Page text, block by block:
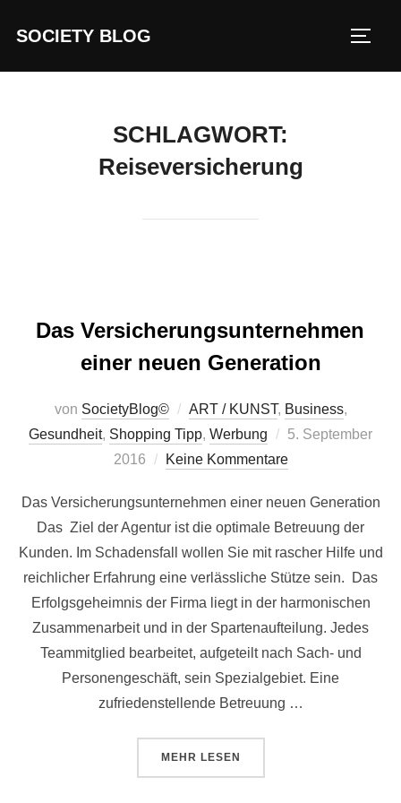
InhaltSOCIETY BLOG
SCHLAGWORT:
Reiseversicherung
Das Versicherungsunternehmen
einer neuen Generation
von SocietyBlog© ART / KUNST, Business,
Gesundheit, Shopping Tipp, Werbung
Veröffentlicht
am
5. September
2016
Keine Kommentare
Das Versicherungsunternehmen einer neuen Generation
Das Ziel der Agentur ist die optimale Betreuung der
Kunden. Im Schadensfall wollen Sie mit rascher Hilfe und
reichlicher Erfahrung eine verlässliche Stütze sein. Das
Erfolgsgeheimnis der Firma liegt in der harmonischen
Zusammenarbeit und in der Spartenaufteilung. Jedes
Teammitglied bearbeitet, aufgeteilt nach Sach- und
Personengeschäft, sein Spezialgebiet. Eine
zufriedenstellende Betreuung …
MEHR ÜBER „DAS
LESEN